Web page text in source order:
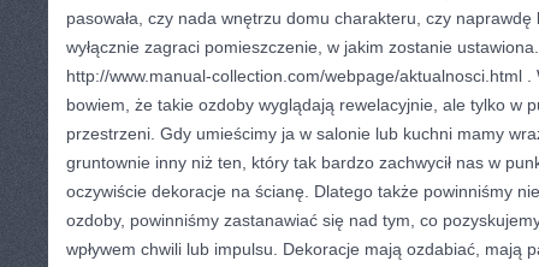
pasowała, czy nada wnętrzu domu charakteru, czy
wyłącznie zagraci pomieszczenie, w jakim zostanie
http://www.manual-collection.com/webpage/aktualnosci.html
bowiem, że takie ozdoby wyglądają rewelacyjnie, ale tylko w
przestrzeni. Gdy umieścimy ja w salonie lub kuchni mamy
gruntownie inny niż ten, który tak bardzo zachwycił nas w
oczywiście dekoracje na ścianę. Dlatego także powinniśmy
ozdoby, powinniśmy zastanawiać się nad tym, co
wpływem chwili lub impulsu. Dekoracje mają ozdabiać, mają